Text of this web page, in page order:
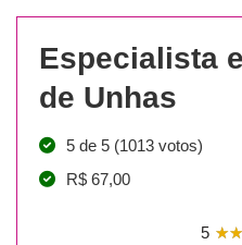
Especialista
de Unhas
5 de 5 (1013 votos)
R$ 67,00
5 ☆☆
★★